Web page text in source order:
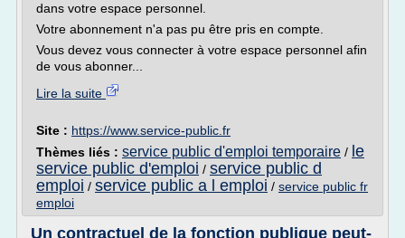
dans votre espace personnel.
Votre abonnement n'a pas pu être pris en compte.
Vous devez vous connecter à votre espace personnel afin
de vous abonner...
Lire la suite
Site : https://www.service-public.fr
Thèmes liés : service public d'emploi temporaire / le
service public d'emploi / service public d
emploi / service public a l emploi / service public fr
emploi
Un contractuel de la fonction publique peut-